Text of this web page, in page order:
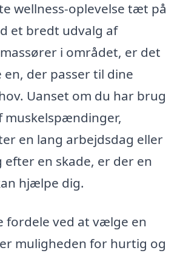
wellness-oplevelse tæt på
et bredt udvalg af
i området, er det
der passer til dine
Uanset om du har brug
en lang arbejdsdag eller
en skade, er der en
hjælpe dig.
fordele ved at vælge en
muligheden for hurtig og